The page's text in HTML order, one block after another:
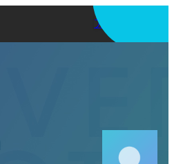
アプリを使う